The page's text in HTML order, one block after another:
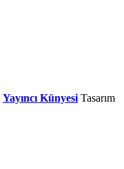
Yayıncı Künyesi Tasarım